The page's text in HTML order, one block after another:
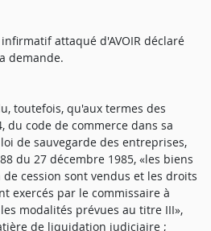
attaqué d'AVOIR déclaré
demande.
toutefois, qu'aux termes des
du code de commerce dans sa
de sauvegarde des entreprises,
du 27 décembre 1985, «les biens
cession sont vendus et les droits
exercés par le commissaire à
modalités prévues au titre III»,
de liquidation judiciaire ;